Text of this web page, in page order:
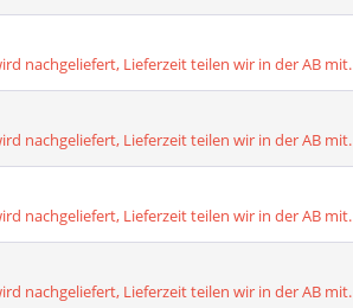
nachgeliefert, Lieferzeit teilen wir in der AB mit.
nachgeliefert, Lieferzeit teilen wir in der AB mit.
nachgeliefert, Lieferzeit teilen wir in der AB mit.
nachgeliefert, Lieferzeit teilen wir in der AB mit.